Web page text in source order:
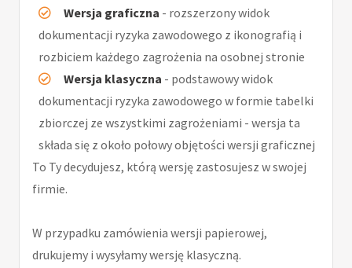
Wersja graficzna - rozszerzony widok
dokumentacji ryzyka zawodowego z ikonografią i
rozbiciem każdego zagrożenia na osobnej stronie
Wersja klasyczna - podstawowy widok
dokumentacji ryzyka zawodowego w formie tabelki
zbiorczej ze wszystkimi zagrożeniami - wersja ta
składa się z około połowy objętości wersji graficznej
To Ty decydujesz, którą wersję zastosujesz w swojej
firmie.
W przypadku zamówienia wersji papierowej,
drukujemy i wysyłamy wersję klasyczną.